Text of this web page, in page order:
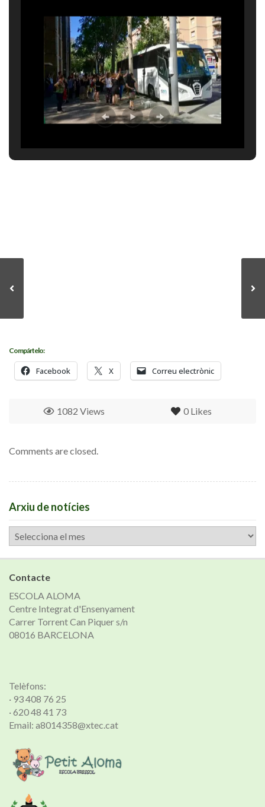
Compártelo:
Facebook X Correu electrònic
0 Likes
1082 Views
Comments are closed.
Arxiu de notícies
Arxiu
de
notícies
Contacte
ESCOLA ALOMA
Centre Integrat d'Ensenyament
Carrer Torrent Can Piquer s/n
08016 BARCELONA
Telèfons:
· 93 408 76 25
· 620 48 41 73
Email: a8014358@xtec.cat